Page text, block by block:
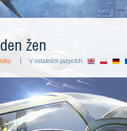
žen
V ostatních jazycích: